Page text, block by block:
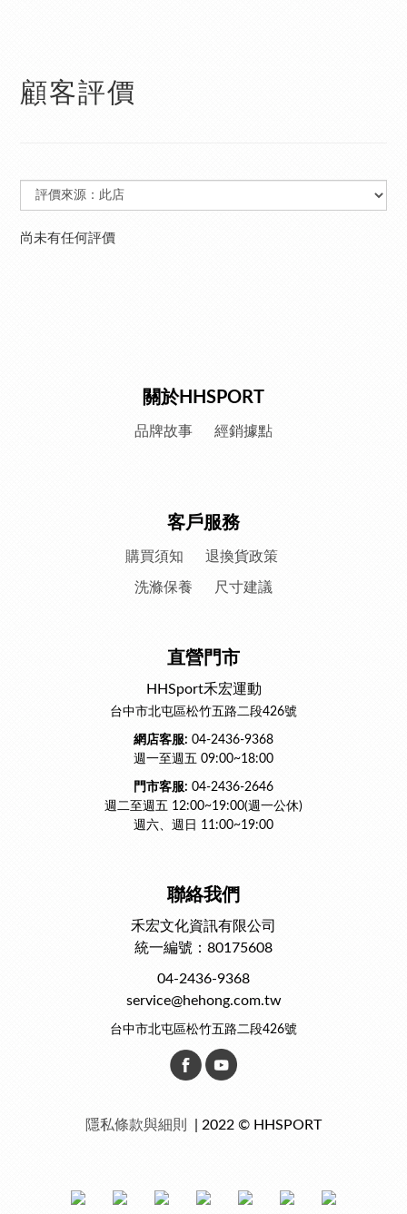
顧客評價
尚未有任何評價
關於HHSPORT
品牌故事 經銷據點
客戶服務
購買須知 退換貨政策
洗滌保養 尺寸建議
直營門市
HHSport禾宏運動
台中市北屯區松竹五路二段426號
網店客服: 04-2436-9368
週一至週五 09:00~18:00
門市客服: 04-2436-2646
週二至週五 12:00~19:00(週一公休)
週六、週日 11:00~19:00
聯絡我們
禾宏文化資訊有限公司
統一編號：80175608
04-2436-9368
service@hehong.com.tw
台中市北屯區松竹五路二段426號
隱私條款與細則 | 2022 © HHSPORT